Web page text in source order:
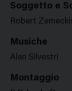
Soggetto e
Robert
Musiche
Alan Silvestri
Montaggio